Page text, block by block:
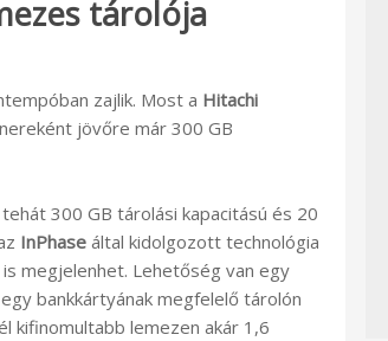
tárolója
zajlik. Most a Hitachi
jövőre már 300 GB
300 GB tárolási kapacitású és 20
InPhase által kidolgozott technológia
megjelenhet. Lehetőség van egy
bankkártyának megfelelő tárolón
kifinomultabb lemezen akár 1,6